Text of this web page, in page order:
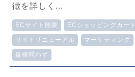
徴を詳しく...
ECサイト開業 ECショッピングカート
サイトリニューアル マーケティング
規模問わず